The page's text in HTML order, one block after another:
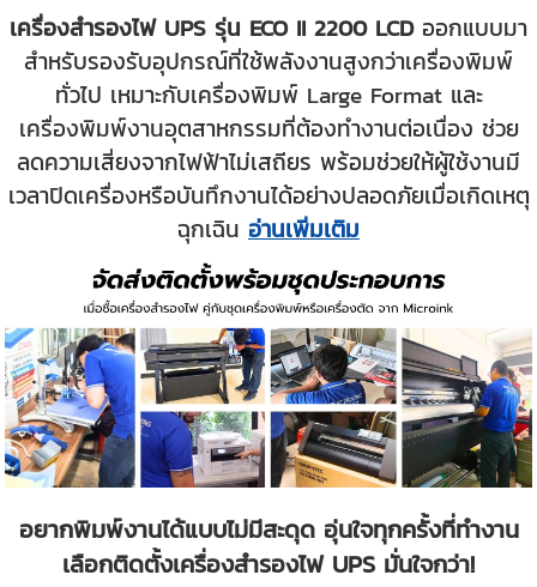
เครื่องสำรองไฟ UPS รุ่น ECO II 2200 LCD ออกแบบมา
สำหรับรองรับอุปกรณ์ที่ใช้พลังงานสูงกว่าเครื่องพิมพ์
ทั่วไป เหมาะกับเครื่องพิมพ์ Large Format และ
เครื่องพิมพ์งานอุตสาหกรรมที่ต้องทำงานต่อเนื่อง ช่วย
ลดความเสี่ยงจากไฟฟ้าไม่เสถียร พร้อมช่วยให้ผู้ใช้งานมี
เวลาปิดเครื่องหรือบันทึกงานได้อย่างปลอดภัยเมื่อเกิดเหตุ
ฉุกเฉิน อ่านเพิ่มเติม
อยากพิมพ์งานได้แบบไม่มีสะดุด อุ่นใจทุกครั้งที่ทำงาน
เลือกติดตั้งเครื่องสำรองไฟ UPS มั่นใจกว่า!